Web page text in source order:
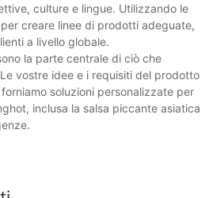
culture e lingue. Utilizzando le
creare linee di prodotti adeguate,
a livello globale.
la parte centrale di ciò che
vostre idee e i requisiti del prodotto
soluzioni personalizzate per
inclusa la salsa piccante asiatica